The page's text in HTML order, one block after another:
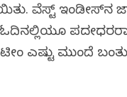
ವೆಸ್ಟ್ ಇಂಡೀಸ್‌ನ
ಎಷ್ಟು ಮುಂದೆ